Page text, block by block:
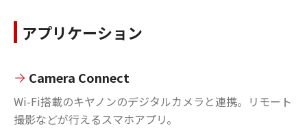
アプリケーション
Camera Connect
Wi-Fi搭載のキヤノンのデジタルカメラと連携。リモート
撮影などが行えるスマホアプリ。